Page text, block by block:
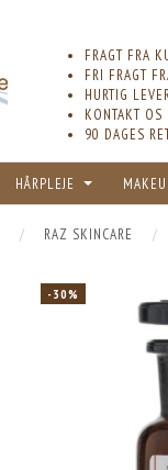
FRAGT FRA
FRI FRAGT
HURTIG
KONTAKT
90 DAGES
HÅRPLEJE
RAZ SKINCARE
-30%